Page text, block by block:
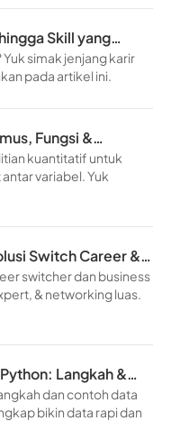
Skill yang
simak jenjang karir
pada artikel ini.
Fungsi &
kuantitatif untuk
variabel. Yuk
Switch Career &
switcher dan business
& networking luas.
Langkah &
dan contoh data
bikin data rapi dan